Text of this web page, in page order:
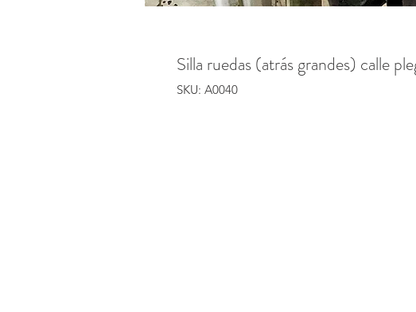
Silla ruedas (atrás grandes) calle
SKU: A0040